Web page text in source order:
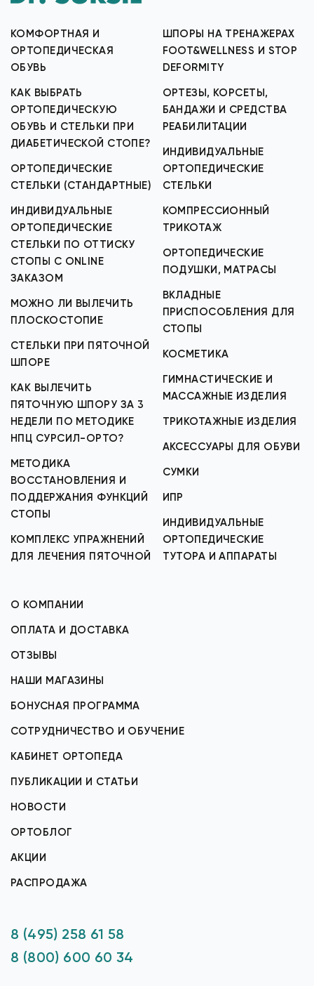
КОМФОРТНАЯ И
ОРТОПЕДИЧЕСКАЯ
ОБУВЬ
КАК ВЫБРАТЬ
ОРТОПЕДИЧЕСКУЮ
ОБУВЬ И СТЕЛЬКИ ПРИ
ДИАБЕТИЧЕСКОЙ СТОПЕ?
ОРТОПЕДИЧЕСКИЕ
СТЕЛЬКИ (СТАНДАРТНЫЕ)
ИНДИВИДУАЛЬНЫЕ
ОРТОПЕДИЧЕСКИЕ
СТЕЛЬКИ ПО ОТТИСКУ
СТОПЫ С ONLINE
ЗАКАЗОМ
МОЖНО ЛИ ВЫЛЕЧИТЬ
ПЛОСКОСТОПИЕ
СТЕЛЬКИ ПРИ ПЯТОЧНОЙ
ШПОРЕ
КАК ВЫЛЕЧИТЬ
ПЯТОЧНУЮ ШПОРУ ЗА 3
НЕДЕЛИ ПО МЕТОДИКЕ
НПЦ СУРСИЛ-ОРТО?
МЕТОДИКА
ВОССТАНОВЛЕНИЯ И
ПОДДЕРЖАНИЯ ФУНКЦИЙ
СТОПЫ
КОМПЛЕКС УПРАЖНЕНИЙ
ДЛЯ ЛЕЧЕНИЯ ПЯТОЧНОЙ
ШПОРЫ НА ТРЕНАЖЕРАХ
FOOT&WELLNESS И STOP
DEFORMITY
ОРТЕЗЫ, КОРСЕТЫ,
БАНДАЖИ И СРЕДСТВА
РЕАБИЛИТАЦИИ
ИНДИВИДУАЛЬНЫЕ
ОРТОПЕДИЧЕСКИЕ
СТЕЛЬКИ
КОМПРЕССИОННЫЙ
ТРИКОТАЖ
ОРТОПЕДИЧЕСКИЕ
ПОДУШКИ, МАТРАСЫ
ВКЛАДНЫЕ
ПРИСПОСОБЛЕНИЯ ДЛЯ
СТОПЫ
КОСМЕТИКА
ГИМНАСТИЧЕСКИЕ И
МАССАЖНЫЕ ИЗДЕЛИЯ
ТРИКОТАЖНЫЕ ИЗДЕЛИЯ
АКСЕССУАРЫ ДЛЯ ОБУВИ
СУМКИ
ИПР
ИНДИВИДУАЛЬНЫЕ
ОРТОПЕДИЧЕСКИЕ
ТУТОРА И АППАРАТЫ
О КОМПАНИИ
ОПЛАТА И ДОСТАВКА
ОТЗЫВЫ
НАШИ МАГАЗИНЫ
БОНУСНАЯ ПРОГРАММА
СОТРУДНИЧЕСТВО И ОБУЧЕНИЕ
КАБИНЕТ ОРТОПЕДА
ПУБЛИКАЦИИ И СТАТЬИ
НОВОСТИ
ОРТОБЛОГ
АКЦИИ
РАСПРОДАЖА
8 (495) 258 61 58
8 (800) 600 60 34